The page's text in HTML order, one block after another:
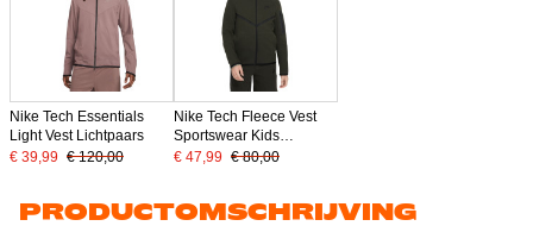
Nike Tech Essentials
Light Vest Lichtpaars
€ 39,99 € 120,00
Nike Tech Fleece Vest
Sportswear Kids
Donkergroen Zwart
€ 47,99 € 80,00
PRODUCTOMSCHRIJVING